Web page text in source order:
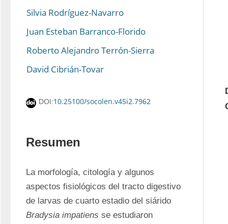
Silvia Rodríguez-Navarro
Juan Esteban Barranco-Florido
Roberto Alejandro Terrón-Sierra
David Cibrián-Tovar
DOI:10.25100/socolen.v45i2.7962
Resumen
La morfología, citología y algunos
aspectos fisiológicos del tracto digestivo
Bradysia impatiens se estudiaron